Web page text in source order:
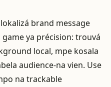
brand message
ya précision: trouvá
local, mpe kosala
audience‑na vien. Use
na trackable